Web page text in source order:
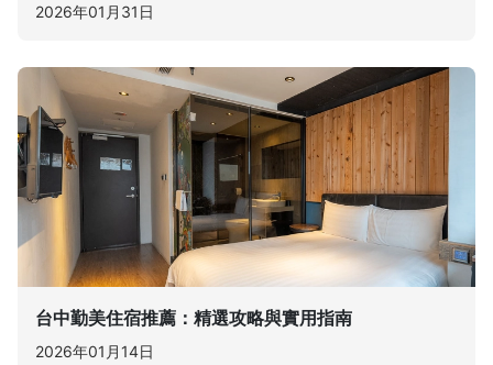
2026年01月31日
台中勤美住宿推薦：精選攻略與實用指南
2026年01月14日